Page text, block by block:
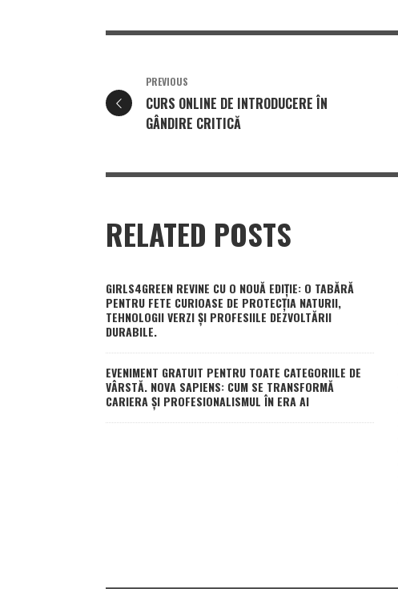
PREVIOUS
CURS ONLINE DE INTRODUCERE ÎN
GÂNDIRE CRITICĂ
RELATED POSTS
GIRLS4GREEN REVINE CU O NOUĂ EDIȚIE: O TABĂRĂ
PENTRU FETE CURIOASE DE PROTECȚIA NATURII,
TEHNOLOGII VERZI ȘI PROFESIILE DEZVOLTĂRII
DURABILE.
EVENIMENT GRATUIT PENTRU TOATE CATEGORIILE DE
VÂRSTĂ. NOVA SAPIENS: CUM SE TRANSFORMĂ
CARIERA ȘI PROFESIONALISMUL ÎN ERA AI